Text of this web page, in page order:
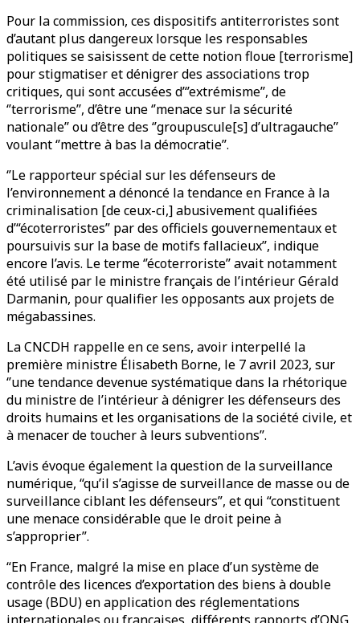
Pour la commission, ces dispositifs antiterroristes sont
d’autant plus dangereux lorsque les responsables
politiques se saisissent de cette notion floue [terrorisme]
pour stigmatiser et dénigrer des associations trop
critiques, qui sont accusées d’‘’extrémisme’’, de
‘’terrorisme’’, d’être une ‘’menace sur la sécurité
nationale’’ ou d’être des ‘’groupuscule[s] d’ultragauche’’
voulant ‘’mettre à bas la démocratie’’.
‘’Le rapporteur spécial sur les défenseurs de
l’environnement a dénoncé la tendance en France à la
criminalisation [de ceux-ci,] abusivement qualifiées
d’“écoterroristes” par des officiels gouvernementaux et
poursuivis sur la base de motifs fallacieux’’, indique
encore l’avis. Le terme ‘’écoterroriste’’ avait notamment
été utilisé par le ministre français de l’intérieur Gérald
Darmanin, pour qualifier les opposants aux projets de
mégabassines.
La CNCDH rappelle en ce sens, avoir interpellé la
première ministre Élisabeth Borne, le 7 avril 2023, sur
‘’une tendance devenue systématique dans la rhétorique
du ministre de l’intérieur à dénigrer les défenseurs des
droits humains et les organisations de la société civile, et
à menacer de toucher à leurs subventions’’.
L’avis évoque également la question de la surveillance
numérique, “qu’il s’agisse de surveillance de masse ou de
surveillance ciblant les défenseurs”, et qui “constituent
une menace considérable que le droit peine à
s’approprier”.
“En France, malgré la mise en place d’un système de
contrôle des licences d’exportation des biens à double
usage (BDU) en application des réglementations